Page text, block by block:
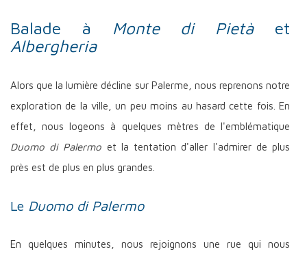
Balade à Monte di Pietàet
Albergheria
Alors que la lumière décline sur Palerme, nous reprenons notre
exploration de la ville, un peu moins au hasard cette fois. En
effet, nous logeons à quelques mètres de l'emblématique
Duomo di Palermo et la tentation d'aller l'admirer de plus
près est de plus en plus grandes.
Le Duomo di Palermo
En quelques minutes, nous rejoignons une rue qui nous